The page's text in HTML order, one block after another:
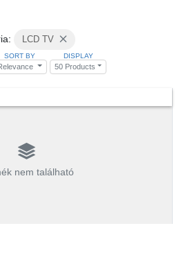
LCD TV
SORT BY DISPLAY
50 Products
nem található